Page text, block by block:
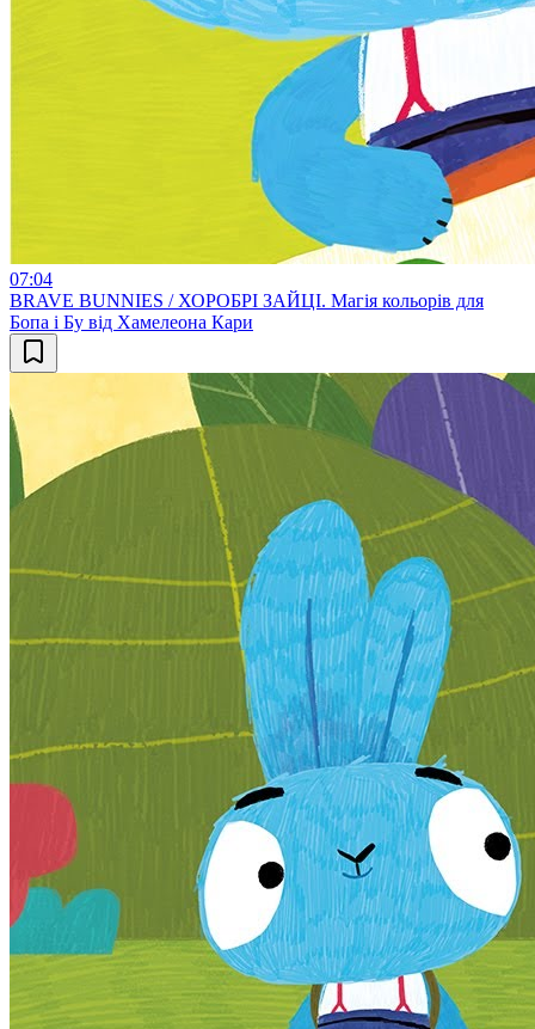
07:04
BRAVE BUNNIES / ХОРОБРІ ЗАЙЦІ. Магія кольорів для
Бопа і Бу від Хамелеона Кари